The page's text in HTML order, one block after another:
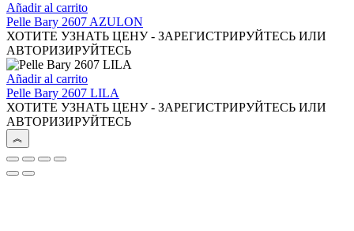
Añadir al carrito
Pelle Bary 2607 AZULON
ХОТИТЕ УЗНАТЬ ЦЕНУ - ЗАРЕГИСТРИРУЙТЕСЬ ИЛИ
АВТОРИЗИРУЙТЕСЬ
Añadir al carrito
Pelle Bary 2607 LILA
ХОТИТЕ УЗНАТЬ ЦЕНУ - ЗАРЕГИСТРИРУЙТЕСЬ ИЛИ
АВТОРИЗИРУЙТЕСЬ